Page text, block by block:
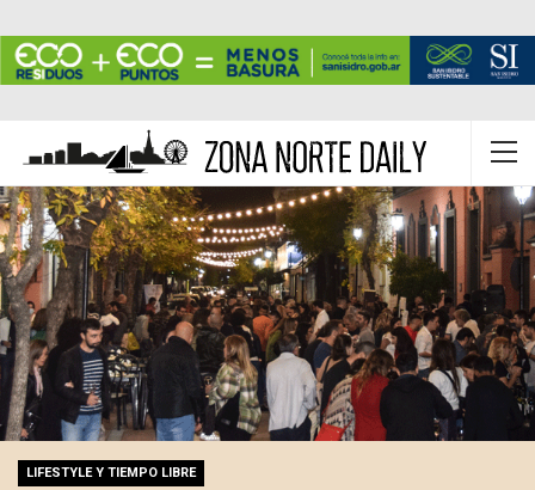
LIFESTYLE Y TIEMPO LIBRE